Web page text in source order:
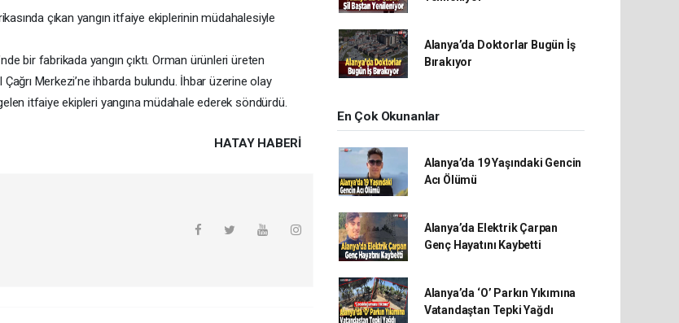
çıkan yangın itfaiye ekiplerinin müdahalesiyle
bir fabrikada yangın çıktı. Orman ürünleri üreten
Merkezi’ne ihbarda bulundu. İhbar üzerine olay
itfaiye ekipleri yangına müdahale ederek söndürdü.
HATAY HABERİ
Alanya’da Doktorlar Bugün İş
Bırakıyor
En Çok Okunanlar
Alanya’da 19 Yaşındaki Gencin
Acı Ölümü
Alanya’da Elektrik Çarpan
Genç Hayatını Kaybetti
Alanya’da ‘O’ Parkın Yıkımına
Vatandaştan Tepki Yağdı